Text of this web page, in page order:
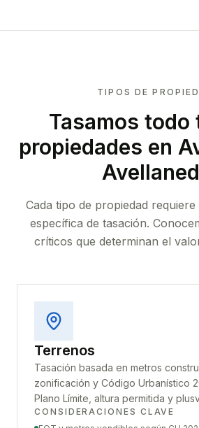
TIPOS DE
Tasamos todo
propiedades en
Cada tipo de propiedad
específica de tasación.
críticos que determinan el
Terrenos
Tasación basada en metros
zonificación y Código Urbanístico
Plano Límite, altura permitida y
CONSIDERACIONES CLAVE